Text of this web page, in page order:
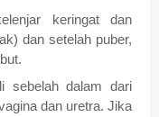
keringat dan
dan setelah puber,
sebelah dalam dari
dan uretra. Jika